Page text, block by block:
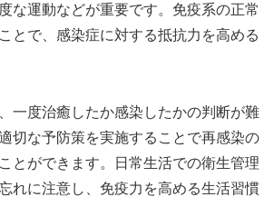
な運動などが重要です。免疫系の正常
とで、感染症に対する抵抗力を高める
一度治癒したか感染したかの判断が難
切な予防策を実施することで再感染の
とができます。日常生活での衛生管理
れに注意し、免疫力を高める生活習慣